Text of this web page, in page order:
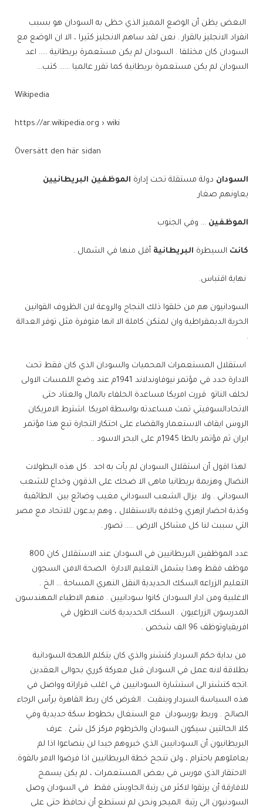
البعض يظن أن الوضع المميز الذي حظى به السودان هو بسبب
انفراد الانجليز بالقرار . نعن لقد ساهم الانجليز كثيرا ، الا ان الوضع مع
السودان كان مختلفا . السودان لم يكن مستعمرة بريطانية ….. اعد
السودان لم يكن مستعمرة بريطانية كما تقرر عالميا …… كتب…
Wikipedia
https://ar.wikipedia.org › wiki
Översätt den här sidan
السودان دولة مستقلة تحت إدارة الموظفين البريطانيين
يعاونهم صغار
الموظفين … وفي الجنوب
كانت السيطرة البريطانية أقل منها في الشمال .
نهاية اقتباس.
السودانيون هم من خلقوا ذلك النجاح والروعة لان الظروف القوانين
الحرية الديمقراطية وان لمتكن كاملة الا انها متوفرة مثل توفر العدالة
.
استقلال المستعمرات المحميات والسودان الذي كان فقط تحت
الادارة حدد في مؤتمر نيوفاوندلاند 1941م عند وضع اللمسات الاولى
لحلف الناتو قررت امريكا مساعدة الحلفاء بالمال والعتاد حتى
الاتحادالسوفيتي تمت مساعدته بواسطة امريكا .اشترط الامريكان
الروس ايقاف الاستعمار والقضاء على احتكار التجارة تبع هذا مؤتمر
ايران ثم مؤتمر يالطا 1945م على البحر الاسود ..
لهذا اقول أن استقلال السودان لم يأت به احد . كل هذه البطولات
النضال وهزيمة بريطانيا ماهى الا ضحك على الذقون وخداع للشعب
السوداني . ولا يزال الشعب السوداني مغيب وضائع بين الطائفية
وكذبة احضار ازهري وخلافه بالاستقلال ، وهم يدعون للاتحاد مع مصر
التي سببت لنا كل مشاكل الارض ….. تصور .
عدد الموظفين البريطانيين في السودان عند الاستقلال كان 800
موظف فقط وهذا يشمل التعليم الادارة الصحة الامن السجون
التعليم الزراعه السكك الحديدية النقل النهري المساحة … الخ .
الاغلبية ومن ادار السودان كانوا سودانيين . منهم الاطباء المهندسون
المدرسون الزراعيون . السكك الحديدية كانت الاطول في
افريقياوتوظف 96 الف شخص .
من بداية حكم السردار كتشنر والذي كان يتكلم اللهجة السودانية
بطلاقة لانه عمل في السودان قبل معركة كرري بحوالى العقدين
.اتجه كتشنر الى استشارة السودانيين في اغلب قراراته وواصل في
هذه السياسة السردار وينقيت . الغرض كان ربط القاهرة برأس الرجاء
الصالح . وربط بورسودان مع السنغال بخطوط سكة حديدية وفي
كلا الحالتين سيكون السودان والخرطوم مركز كل شئ . عرف
البريطانيون أن السودانيين الذي خبروهم جيدا لن ينصاعوا اذا لم
يعاملوهم باحترام ، ولن تنجح خطة البريطانيين اذا فرضوا الامر بالقوة.
الاحتقار الذي مورس في بعض المستعمرات ، لم يكن يسمح
للافارقة أن يرتقوا لاكثر من رتبة الجاويش فقط في السودان وصل
السودنيون الى رتبة الميجر ونحن لم نستطع أن نحافظ حتى على